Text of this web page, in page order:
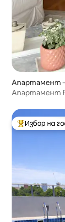
Апартамент
Апартамент
Най-Избор на